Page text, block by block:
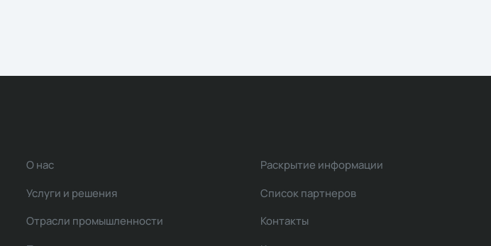
О нас
Услуги и решения
Отрасли промышленности
Раскрытие информации
Список партнеров
Контакты